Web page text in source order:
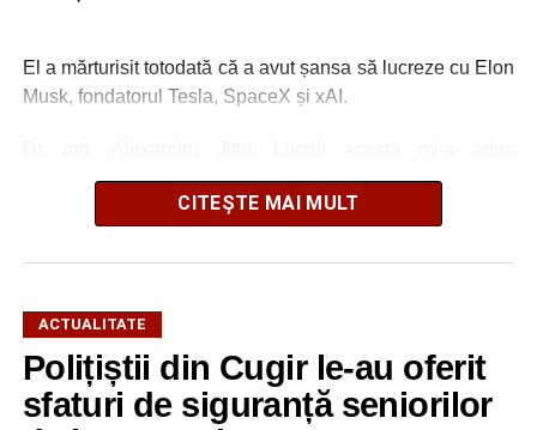
El a mărturisit totodată că a avut șansa să lucreze cu Elon
Musk, fondatorul Tesla, SpaceX și xAI.
întotdeuna succes
„Nu am lucrat niciodată pentru guverne. În România am
lucrat la Uzina Mecanică Cugir care era întreprindere de
și aici bugetele sunt ale firmelor. Foarte mulți dintre
foarte mult pentru că eu nu am început niciodată un
proiect, o comandă, din ziua în care mi s-a dat, ci am
CITEȘTE MAI MULT
ACTUALITATE
Polițiștii din Cugir le-au oferit
sfaturi de siguranță seniorilor